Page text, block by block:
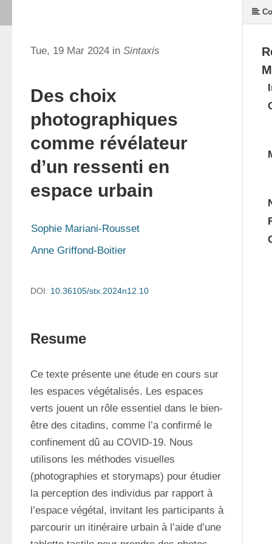
Tue, 19 Mar 2024 in Sintaxis
Des choix
photographiques
comme révélateur
d’un ressenti en
espace urbain
Sophie Mariani-Rousset
Anne Griffond-Boitier
DOI: 10.36105/stx.2024n12.10
Resume
Ce texte présente une étude en cours sur
les espaces végétalisés. Les espaces
verts jouent un rôle essentiel dans le bien-
être des citadins, comme l’a confirmé le
confinement dû au COVID-19. Nous
utilisons les méthodes visuelles
(photographies et storymaps) pour étudier
la perception des individus par rapport à
l’espace végétal, invitant les participants à
parcourir un itinéraire urbain à l’aide d’une